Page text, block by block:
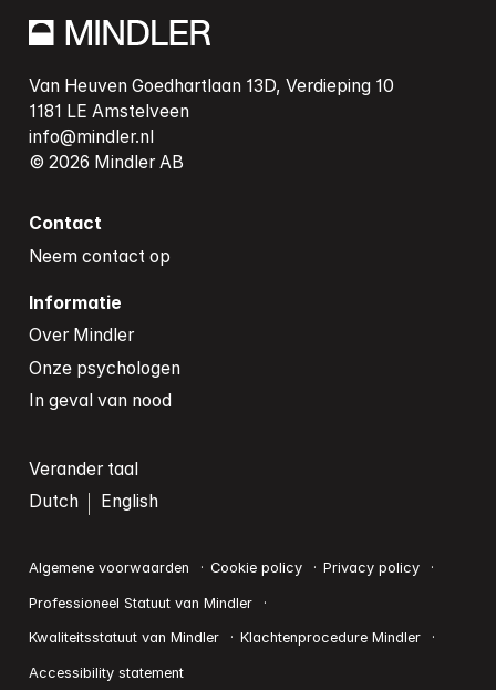
Van Heuven Goedhartlaan 13D, Verdieping 10
1181 LE Amstelveen
info@mindler.nl
Contact
Neem contact op
Informatie
Over Mindler
Onze psychologen
In geval van nood
Verander taal
Dutch
English
Algemene voorwaarden Cookie policy Privacy policy
Professioneel Statuut van Mindler
Kwaliteitsstatuut van Mindler Klachtenprocedure Mindler
Accessibility statement